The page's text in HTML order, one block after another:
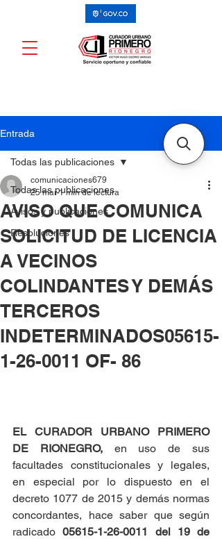
Entrada
Todas las publicaciones
Avisos y publicaciones
Resoluciones
Todas las publicaciones
AVISO QUE COMUNICA
SOLICITUD DE LICENCIA
A VECINOS
COLINDANTES Y DEMÁS
TERCEROS
INDETERMINADOS05615-
1-26-0011 OF- 86
comunicaciones679
25 mar 1 min de lectura
EL CURADOR URBANO PRIMERO
DE RIONEGRO, en uso de sus
facultades constitucionales y legales,
en especial por lo dispuesto en el
decreto 1077 de 2015 y demás normas
concordantes, hace saber que según
radicado 05615-1-26-0011 del
19 de